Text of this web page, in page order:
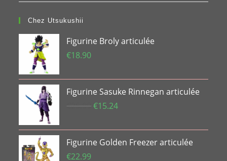
Chez Utsukushii
Figurine Broly articulée
€18.90
Figurine Sasuke Rinnegan articulée
€25.99 Le
initial
était :
€15.24Le
actuel
est :
Figurine Golden Freezer articulée
€22.99